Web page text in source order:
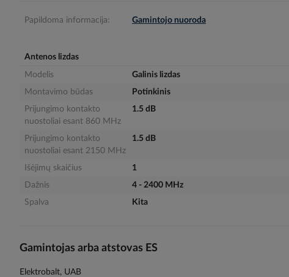
Papildoma informacija: Gamintojo nuoroda
Antenos lizdas
Modelis
Galinis lizdas
Montavimo būdas
Potinkinis
Prijungimo kontakto
nuostoliai esant 860 MHz
1.5 dB
Prijungimo kontakto
nuostoliai esant 2150 MHz
1.5 dB
Išėjimų skaičius
1
Dažnis
4 - 2400 MHz
Spalva
Kita
Gamintojas arba atstovas ES
Elektrobalt, UAB